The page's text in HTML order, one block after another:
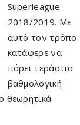
Superleague
2018/2019. Με
αυτό τον τρόπο
κατάφερε να
πάρει τεράστια
βαθμολογική
θεωρητικά